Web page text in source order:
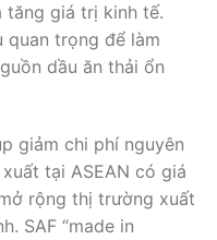
tăng giá trị kinh tế.
quan trọng để làm
dầu ăn thải ổn
giảm chi phí nguyên
tại ASEAN có giá
rộng thị trường xuất
SAF “made in